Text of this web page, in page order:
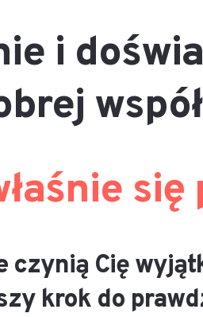
i
Cię
krok do